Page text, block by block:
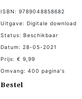
ISBN: 9789048858682
Uitgave: Digitale download
Status: Beschikbaar
Datum: 28-05-2021
Prijs: € 9,99
Omvang: 400 pagina's
Bestel